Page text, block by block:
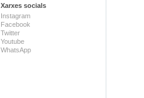
Xarxes socials
Instagram
Facebook
Twitter
Youtube
WhatsApp